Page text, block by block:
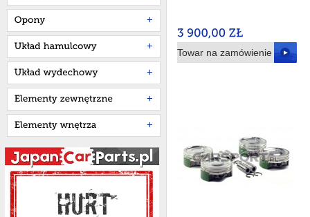
+
+
+
+
+
Towar na zamówienie